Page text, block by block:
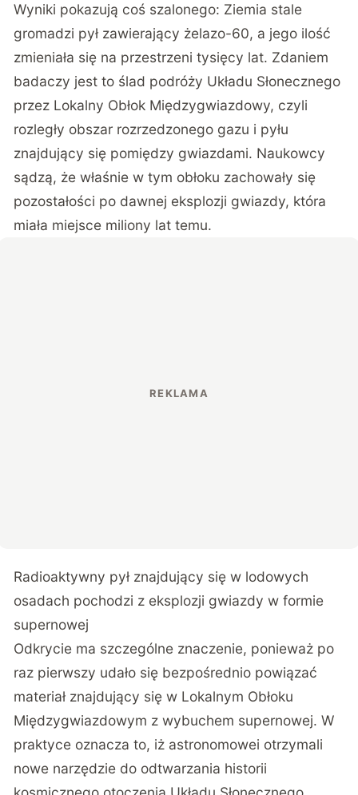
Wyniki pokazują coś szalonego: Ziemia stale
gromadzi pył zawierający żelazo-60, a jego ilość
zmieniała się na przestrzeni tysięcy lat. Zdaniem
badaczy jest to ślad podróży Układu Słonecznego
przez Lokalny Obłok Międzygwiazdowy, czyli
rozległy obszar rozrzedzonego gazu i pyłu
znajdujący się pomiędzy gwiazdami. Naukowcy
sądzą, że właśnie w tym obłoku zachowały się
pozostałości po dawnej eksplozji gwiazdy, która
miała miejsce miliony lat temu.
Radioaktywny pył znajdujący się w lodowych
osadach pochodzi z eksplozji gwiazdy w formie
supernowej
Odkrycie ma szczególne znaczenie, ponieważ po
raz pierwszy udało się bezpośrednio powiązać
materiał znajdujący się w Lokalnym Obłoku
Międzygwiazdowym z wybuchem supernowej. W
praktyce oznacza to, iż astronomowei otrzymali
nowe narzędzie do odtwarzania historii